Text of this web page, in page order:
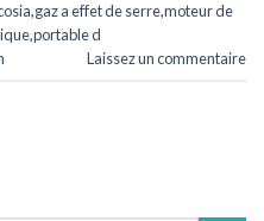
,gaz a effet de serre,moteur de
,portable d
Laissez un commentaire